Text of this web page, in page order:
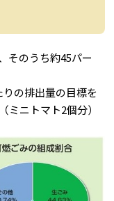
そのうち約45パー
の排出量の目標を
ミニトマト2個分）